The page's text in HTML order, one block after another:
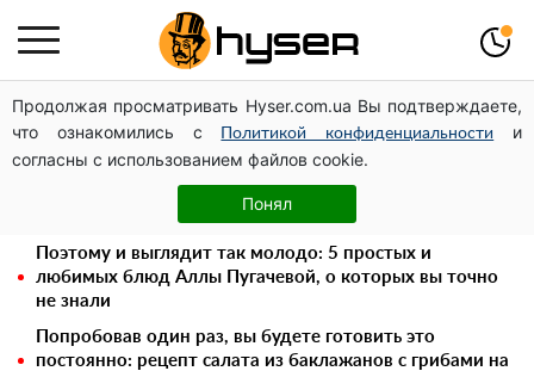
Продолжая просматривать Hyser.com.ua Вы подтверждаете,
что ознакомились с
Политикой конфиденциальности
и
согласны с использованием файлов cookie.
Понял
Такую вкуснятину вы будете открывать банку за
банкой: рецепт помидоров дольками с луком и
маслом на зиму
Его придется просто вылить: сколько можно хранить
бензин в пластиковой канистре
Поэтому и выглядит так молодо: 5 простых и
любимых блюд Аллы Пугачевой, о которых вы точно
не знали
Попробовав один раз, вы будете готовить это
постоянно: рецепт салата из баклажанов с грибами на